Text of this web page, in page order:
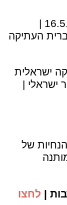
| 16.5.26 |
העתיקה
| מוזיקה ישראלית
ישראלי |
של
| לחצו